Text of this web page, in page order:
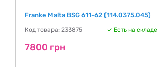
Franke Malta BSG 611-62 (114.0375.045)
Код товара: 233875 Есть на складе
7800 грн